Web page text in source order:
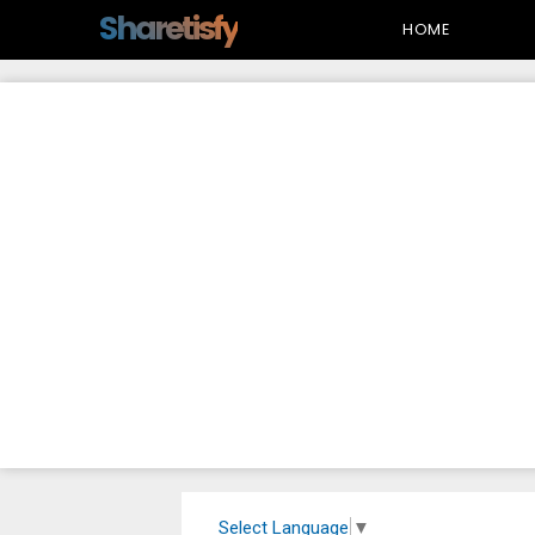
Sharetisfy HOME
Select Language ▼